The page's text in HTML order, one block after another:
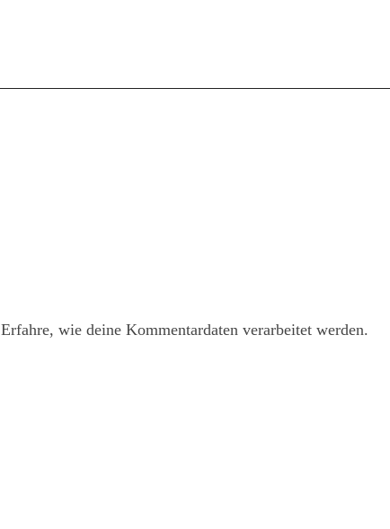
Erfahre, wie deine Kommentardaten verarbeitet werden.